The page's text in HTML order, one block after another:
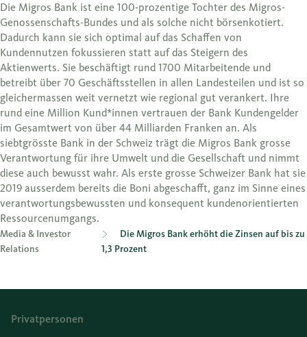
Die Migros Bank ist eine 100-prozentige Tochter des Migros-
Genossenschafts-Bundes und als solche nicht börsenkotiert.
Dadurch kann sie sich optimal auf das Schaffen von
Kundennutzen fokussieren statt auf das Steigern des
Aktienwerts. Sie beschäftigt rund 1700 Mitarbeitende und
betreibt über 70 Geschäftsstellen in allen Landesteilen und ist so
gleichermassen weit vernetzt wie regional gut verankert. Ihre
rund eine Million Kund*innen vertrauen der Bank Kundengelder
im Gesamtwert von über 44 Milliarden Franken an. Als
siebtgrösste Bank in der Schweiz trägt die Migros Bank grosse
Verantwortung für ihre Umwelt und die Gesellschaft und nimmt
diese auch bewusst wahr. Als erste grosse Schweizer Bank hat sie
2019 ausserdem bereits die Boni abgeschafft, ganz im Sinne eines
verantwortungsbewussten und konsequent kundenorientierten
Ressourcenumgangs.
Media & Investor
Relations
Die Migros Bank erhöht die Zinsen auf bis zu
1,3 Prozent
Privatpersonen